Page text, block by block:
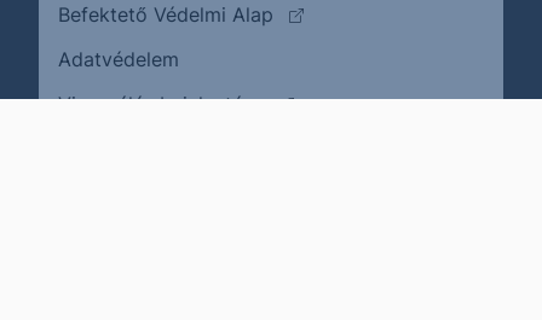
Befektető Védelmi Alap
(külső oldalra ugrik)
Adatvédelem
Visszaélés bejelentése(külső oldalra ugrik)